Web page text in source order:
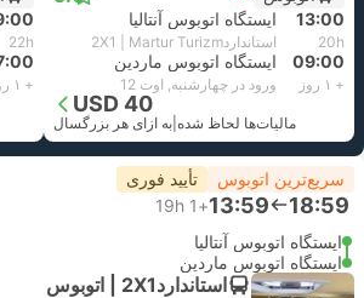
13:00 ایستگاه اتوبوس آنتالیا
20h استاندارد2X1 | Martur Turizm
09:00 ایستگاه اتوبوس ماردین
+ ۱ روز ورود در چهارشنبه, اوت 12
USD 40
مالیات‌ها لحاظ شده به ازای هر بزرگسال
22h
+ ۱ روز
سریع‌ترین اتوبوس تأیید فوری
18:59
13:59
+1
19h
ایستگاه اتوبوس آنتالیا
ایستگاه اتوبوس ماردین
استاندارد2X1 | اتوبوس